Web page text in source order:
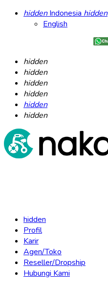
hiddenIndonesia hidden
English
hidden
hidden
hidden
hidden
hidden
hidden
hidden
Profil
Karir
Agen/Toko
Reseller/Dropship
Hubungi Kami